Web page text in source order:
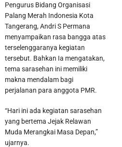
Pengurus Bidang Organisasi
Palang Merah Indonesia Kota
Tangerang, Andri S Permana
menyampaikan rasa bangga atas
terselenggaranya kegiatan
tersebut. Bahkan Ia mengatakan,
tema sarasehan ini memiliki
makna mendalam bagi
perjalanan para anggota PMR.
“Hari ini ada kegiatan sarasehan
yang bertema Jejak Relawan
Muda Merangkai Masa Depan,”
ujarnya.